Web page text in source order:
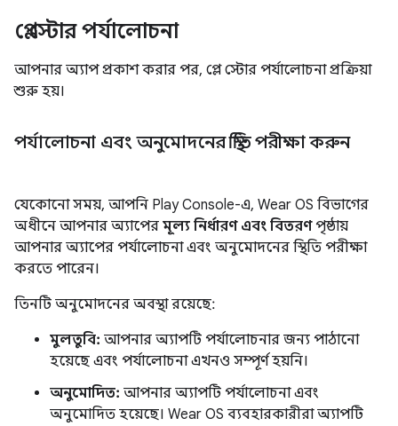
প্লে স্টোর পর্যালোচনা
আপনার অ্যাপ প্রকাশ করার পর, প্লে স্টোর পর্যালোচনা প্রক্রিয়া
শুরু হয়।
পর্যালোচনা এবং অনুমোদনের স্থিতি পরীক্ষা করুন
যেকোনো সময়, আপনি Play Console-এ, Wear OS বিভাগের
অধীনে আপনার অ্যাপের মূল্য নির্ধারণ এবং বিতরণপৃষ্ঠায়
আপনার অ্যাপের পর্যালোচনা এবং অনুমোদনের স্থিতি পরীক্ষা
করতে পারেন।
তিনটি অনুমোদনের অবস্থা রয়েছে:
মুলতুবি: আপনার অ্যাপটি পর্যালোচনার জন্য পাঠানো
হয়েছে এবং পর্যালোচনা এখনও সম্পূর্ণ হয়নি।
অনুমোদিত: আপনার অ্যাপটি পর্যালোচনা এবং
অনুমোদিত হয়েছে। Wear OS ব্যবহারকারীরা অ্যাপটি